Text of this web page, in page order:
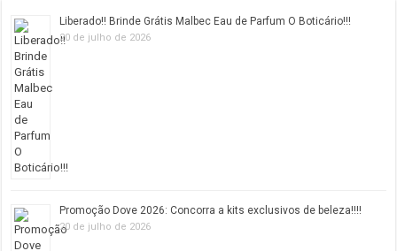
Liberado!! Brinde Grátis Malbec Eau de Parfum O Boticário!!!
20 de julho de 2026
Promoção Dove 2026: Concorra a kits exclusivos de beleza!!!!
20 de julho de 2026